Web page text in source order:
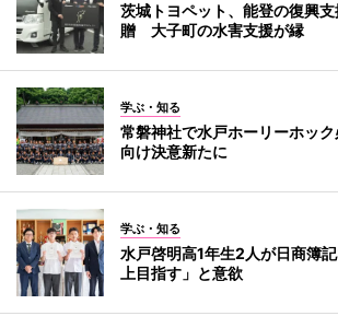
茨城トヨペット、能登の復興
贈 大子町の水害支援が縁
学ぶ・知る
常磐神社で水戸ホーリーホッ
向け決意新たに
学ぶ・知る
水戸啓明高1年生2人が日商簿
上目指す」と意欲